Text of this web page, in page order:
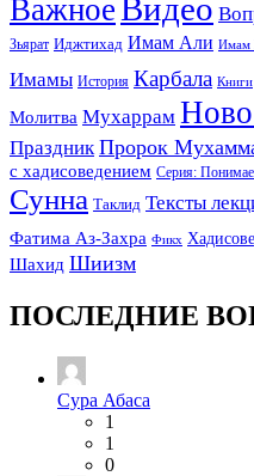
ВажноеВидео
Зьярат Иджтихад Имам Али Имам
Имамы История Карбала Книги
Молитва Мухаррам
Праздник Пророк
с хадисоведением Серия:
Сунна Таклид Тексты
Фатима Аз-Захра Фикх
Шахид Шиизм
ПОСЛЕДНИЕ
Сура Абаса
1
1
0